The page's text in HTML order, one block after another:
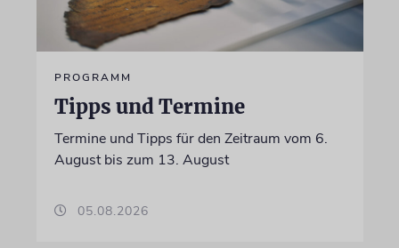
PROGRAMM
Tipps und Termine
Termine und Tipps für den Zeitraum vom 6.
August bis zum 13. August
05.08.2026